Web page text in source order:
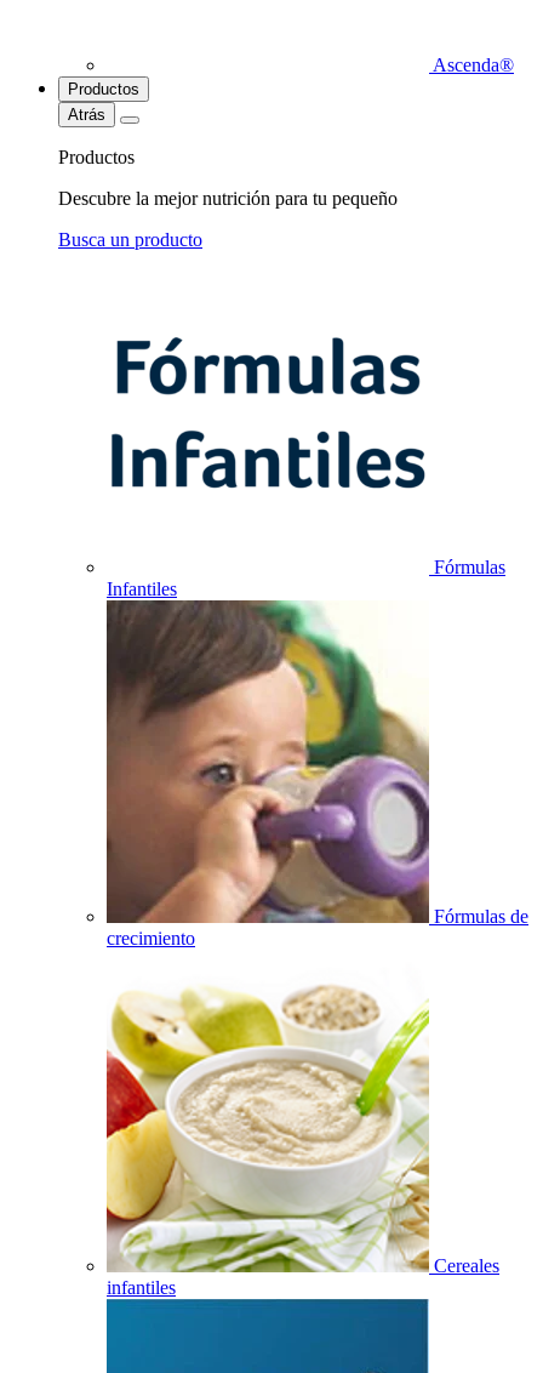
Ascenda®
Productos
Atrás
Productos
Descubre la mejor nutrición para tu pequeño
Busca un producto
Fórmulas
Infantiles
Fórmulas de
crecimiento
Cereales
infantiles